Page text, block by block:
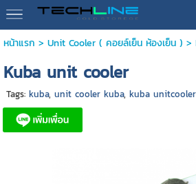
หน้าแรก > Unit Cooler ( คอยล์เย็น ห้องเย็น ) >
Kuba unit cooler
Tags: kuba, unit cooler kuba, kuba unitcooler